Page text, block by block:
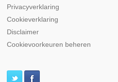
Privacyverklaring
Cookieverklaring
Disclaimer
Cookievoorkeuren beheren